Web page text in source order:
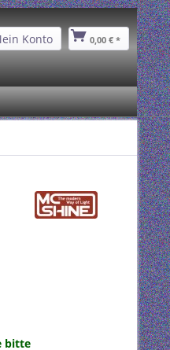
Konto 0,00 € *
bitte